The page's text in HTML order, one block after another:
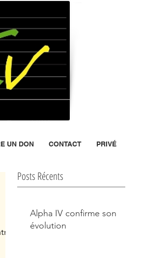
Paris XIII°
Posts Récents
Alpha IV confirme son
évolution
UN DON CONTACT PRIVÉ